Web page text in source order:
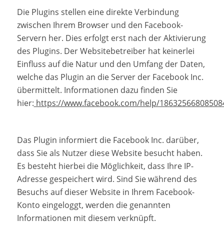
Die Plugins stellen eine direkte Verbindung
zwischen Ihrem Browser und den Facebook-
Servern her. Dies erfolgt erst nach der Aktivierung
des Plugins. Der Websitebetreiber hat keinerlei
Einfluss auf die Natur und den Umfang der Daten,
welche das Plugin an die Server der Facebook Inc.
übermittelt. Informationen dazu finden Sie
hier: https://www.facebook.com/help/
Das Plugin informiert die Facebook Inc. darüber,
dass Sie als Nutzer diese Website besucht haben.
Es besteht hierbei die Möglichkeit, dass Ihre IP-
Adresse gespeichert wird. Sind Sie während des
Besuchs auf dieser Website in Ihrem Facebook-
Konto eingeloggt, werden die genannten
Informationen mit diesem verknüpft.